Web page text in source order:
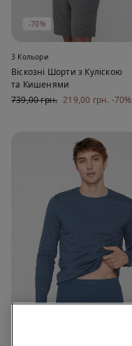
-70%
3 Кольори
Віскозні Шорти з Куліскою
та Кишенями
739,00 грн. 219,00 грн. -70%